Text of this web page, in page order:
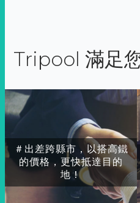
Tripool 滿足
＃出差跨縣市，以搭高鐵
的價格，更快抵達目的
地！